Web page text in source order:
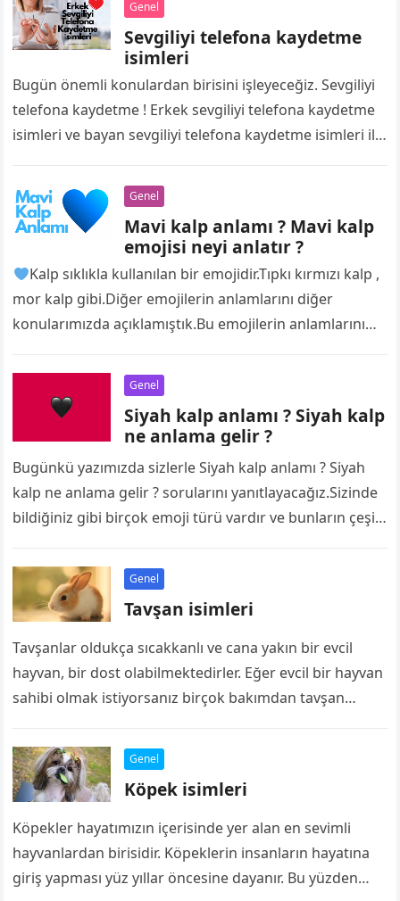
Genel
Sevgiliyi telefona kaydetme
isimleri
Bugün önemli konulardan birisini işleyeceğiz. Sevgiliyi
telefona kaydetme ! Erkek sevgiliyi telefona kaydetme
isimleri ve bayan sevgiliyi telefona kaydetme isimleri ile
Genel
Mavi kalp anlamı ? Mavi kalp
emojisi neyi anlatır ?
Kalp sıklıkla kullanılan bir emojidir.Tıpkı kırmızı kalp ,
mor kalp gibi.Diğer emojilerin anlamlarını diğer
konularımızda açıklamıştık.Bu emojilerin anlamlarını
bırakacağız.Şimdi gelelim mavi kalp…
Genel
Siyah kalp anlamı ? Siyah kalp
ne anlama gelir ?
Bugünkü yazımızda sizlerle Siyah kalp anlamı ? Siyah
kalp ne anlama gelir ? sorularını yanıtlayacağız.Sizinde
bildiğiniz gibi birçok emoji türü vardır ve bunların çeşit
Genel
Tavşan isimleri
Tavşanlar oldukça sıcakkanlı ve cana yakın bir evcil
hayvan, bir dost olabilmektedirler. Eğer evcil bir hayvan
sahibi olmak istiyorsanız birçok bakımdan tavşan
Genel
Köpek isimleri
Köpekler hayatımızın içerisinde yer alan en sevimli
hayvanlardan birisidir. Köpeklerin insanların hayatına
giriş yapması yüz yıllar öncesine dayanır. Bu yüzden